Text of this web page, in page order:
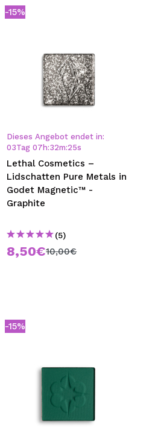
-15%
Dieses Angebot endet in:
03Tag 07 h:32m:24s
Lethal Cosmetics –
Lidschatten Pure Metals in
Godet Magnetic™ -
Graphite
(5)
8,50€10,00€
-15%